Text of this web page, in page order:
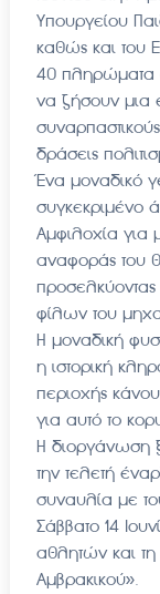
Υπουργείου
καθώς και του
40 πληρώματα
να ζήσουν μια
δράσεις
Ένα μοναδικό
συγκεκριμένο
Αμφιλοχία για
αναφοράς του
φίλων του
Η μοναδική
η ιστορική
περιοχής
για αυτό το
Η διοργάνωση
την τελετή
συναυλία με
Σάββατο 14
αθλητών και τη
Αμβρακικού».